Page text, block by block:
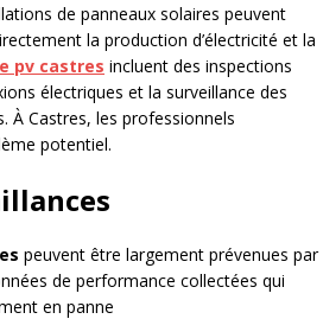
de panneaux solaires peuvent
la production d’électricité et la
pv castres incluent des inspections
électriques et la surveillance des
À Castres, les professionnels
potentiel.
peuvent être largement prévenues par
de performance collectées qui
en panne